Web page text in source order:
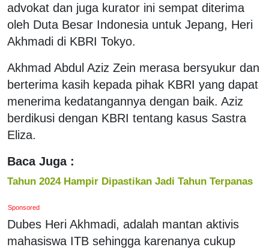
advokat dan juga kurator ini sempat diterima
oleh Duta Besar Indonesia untuk Jepang, Heri
Akhmadi di KBRI Tokyo.
Akhmad Abdul Aziz Zein merasa bersyukur dan
berterima kasih kepada pihak KBRI yang dapat
menerima kedatangannya dengan baik. Aziz
berdikusi dengan KBRI tentang kasus Sastra
Eliza.
Baca Juga :
Tahun 2024 Hampir Dipastikan Jadi Tahun Terpanas
Sponsored
Dubes Heri Akhmadi, adalah mantan aktivis
mahasiswa ITB sehingga karenanya cukup